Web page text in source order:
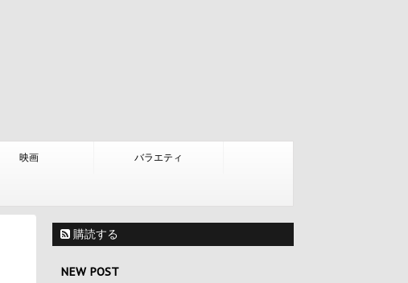
映画 バラエティ
購読する
NEW POST